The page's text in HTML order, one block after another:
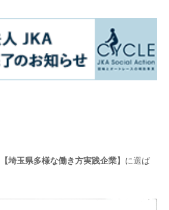
【埼玉県多様な働き方実践企業】 に選ば